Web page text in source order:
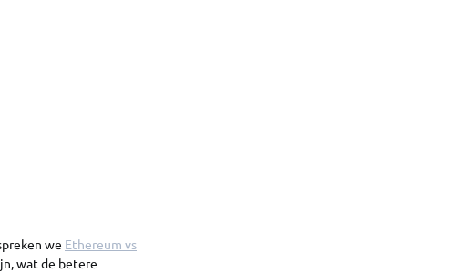
we Ethereum vs
wat de betere